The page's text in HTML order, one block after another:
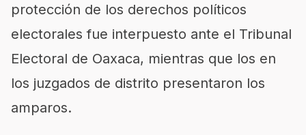
protección de los derechos políticos
electorales fue interpuesto ante el Tribunal
Electoral de Oaxaca, mientras que los en
los juzgados de distrito presentaron los
amparos.